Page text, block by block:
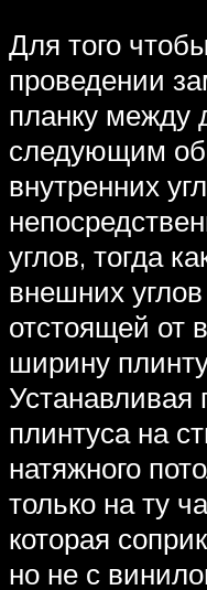
Для того
проведении
планку между
следующим
внутренних
углов, тогда
внешних
отстоящей от
ширину
Устанавливая
плинтуса на
натяжного
только на ту
которая
но не с